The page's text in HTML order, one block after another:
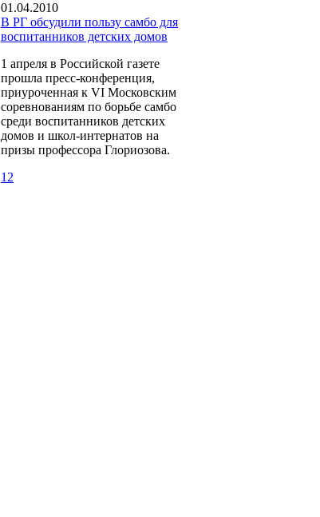
01.04.2010
В РГ обсудили пользу самбо для
воспитанников детских домов
1 апреля в Российской газете
прошла пресс-конференция,
приуроченная к VI Московским
соревнованиям по борьбе самбо
среди воспитанников детских
домов и школ-интернатов на
призы профессора Глориозова.
12